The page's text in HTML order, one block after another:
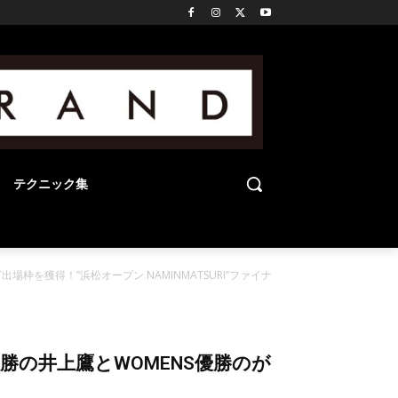
テクニック集
場枠を獲得！”浜松オープン NAMINMATSURI”ファイナ
の井上鷹とWOMENS優勝のが